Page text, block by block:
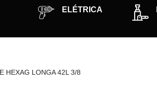
ELÉTRICA
HEXAG LONGA 42L 3/8